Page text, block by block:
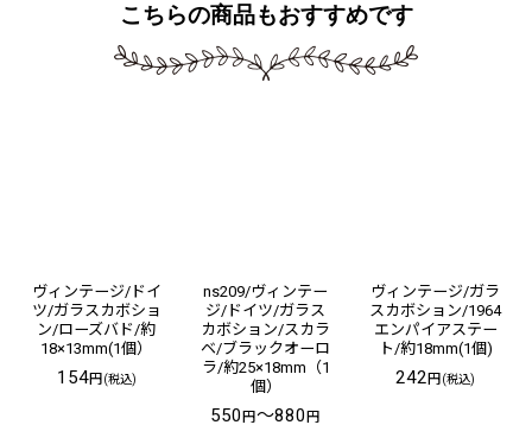
こちらの商品もおすすめです
ヴィンテージ/ドイ
ツ/ガラスカボショ
ン/ローズバド/約
18×13mm(1個）
154円(税込)
ns209/ヴィンテー
ジ/ドイツ/ガラス
カボション/スカラ
ベ/ブラックオーロ
ラ/約25×18mm（1
個）
550円～880円
ヴィンテージ/ガラ
スカボション/1964
エンパイアステー
ト/約18mm(1個)
242円(税込)